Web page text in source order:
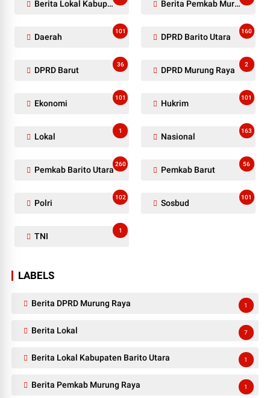
Berita Lokal Kabupaten Barito Utara Berita Pemkab Murung Raya
Daerah
101
DPRD Barito Utara
160
DPRD Barut
36
DPRD Murung Raya
2
Ekonomi
101
Hukrim
101
Lokal
1
Nasional
163
Pemkab Barito Utara
260
Pemkab Barut
56
Polri
102
Sosbud
101
TNI
1
LABELS
Berita DPRD Murung Raya 1
Berita Lokal 7
Berita Lokal Kabupaten Barito Utara 1
Berita Pemkab Murung Raya 1